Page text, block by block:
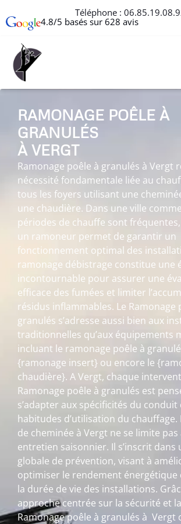
Téléphone :
4.8/5 basés sur 628 avis
RAMONAGE POÊLE À
GRANULÉS
À VERGT
Ramonage poêle à granulés à Vergt
nécessité fondamentale liée au
tous les foyers utilisant une
une chaudière. Dans une ville
périodes de chauffe sont
un ramoneur permet de garantir un
fonctionnement optimal des
ramonage débistrage constitue une
incontournable pour assurer une
efficace des fumées et limiter
résidus inflammables. Le Ramonage
granulés s’adresse aussi bien aux
traditionnelles qu’aux équipements
incluant le ramonage poêle à
{ramonage insert} ou encore le
chaudière}. A Vergt, chaque
Ramonage poêle à granulés est
s’adapter aux spécificités du conduit
habitudes d’utilisation du chauffage.
de cheminée à Vergt ne se limite
entretien saisonnier. Il s’inscrit dans
globale de prévention, visant à
optimiser le rendement énergétique
la durée de vie des installations.
approche centrée sur la sécurité et
Ramonage poêle à granulés à Vergt